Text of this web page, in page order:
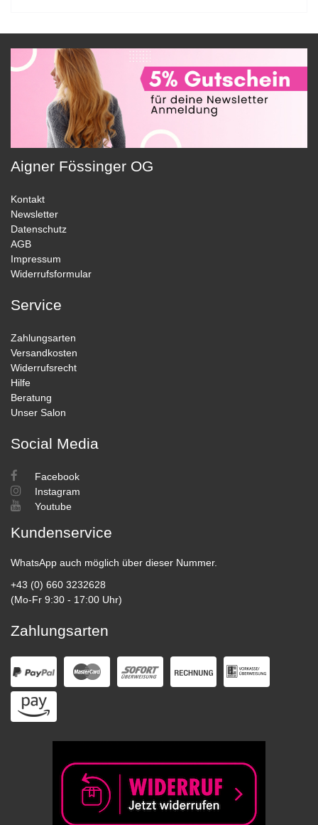
Aigner Fössinger OG
Kontakt
Newsletter
Datenschutz
AGB
Impressum
Widerrufsformular
Service
Zahlungsarten
Versandkosten
Widerrufsrecht
Hilfe
Beratung
Unser Salon
Social Media
Facebook
Instagram
Youtube
Kundenservice
WhatsApp auch möglich über dieser Nummer.
+43 (0) 660 3232628
(Mo-Fr 9:30 - 17:00 Uhr)
Zahlungsarten